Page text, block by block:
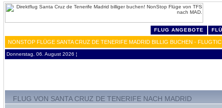
FLUG ANGEBOTE
NONSTOP FLÜGE SANTA CRUZ DE TENERIFE MADRID BILLIG BUCHEN -
Donnerstag, 06. August 2026 ¦
FLUG VON SANTA CRUZ DE TENERIFE NACH MADRID